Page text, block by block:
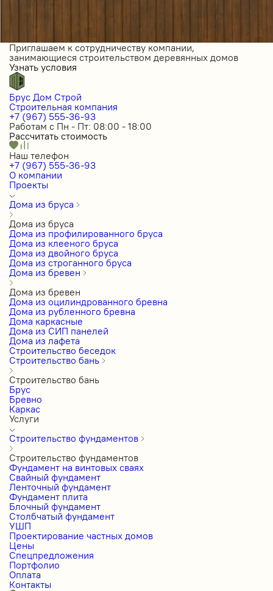
Приглашаем к сотрудничеству компании,
занимающиеся строительством деревянных домов
Узнать условия
Брус Дом Строй
Строительная компания
+7 (967) 555-36-93
Работам с Пн - Пт: 08:00 - 18:00
Рассчитать стоимость
Наш телефон
+7 (967) 555-36-93
О компании
Проекты
Дома из бруса
Дома из бруса
Дома из профилированного бруса
Дома из клееного бруса
Дома из двойного бруса
Дома из строганного бруса
Дома из бревен
Дома из бревен
Дома из оцилиндрованного бревна
Дома из рубленного бревна
Дома каркасные
Дома из СИП панелей
Дома из лафета
Строительство беседок
Строительство бань
Строительство бань
Брус
Бревно
Каркас
Услуги
Строительство фундаментов
Строительство фундаментов
Фундамент на винтовых сваях
Свайный фундамент
Ленточный фундамент
Фундамент плита
Блочный фундамент
Столбчатый фундамент
УШП
Проектирование частных домов
Цены
Спецпредложения
Портфолио
Оплата
Контакты